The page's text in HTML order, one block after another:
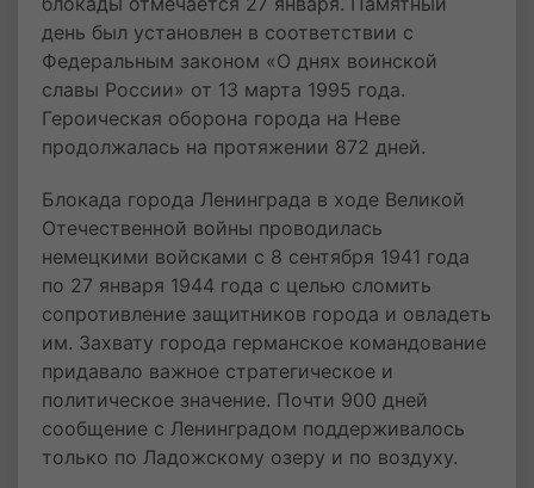
день был установлен в соответствии с
Федеральным законом «О днях воинской
славы России» от 13 марта 1995 года.
Героическая оборона города на Неве
продолжалась на протяжении 872 дней.
Блокада города Ленинграда в ходе Великой
Отечественной войны проводилась
немецкими войсками с 8 сентября 1941 года
по 27 января 1944 года с целью сломить
сопротивление защитников города и овладеть
им. Захвату города германское командование
придавало важное стратегическое и
политическое значение. Почти 900 дней
сообщение с Ленинградом поддерживалось
только по Ладожскому озеру и по воздуху.